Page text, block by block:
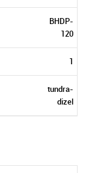
BHDP-
120
1
tundra-
dizel